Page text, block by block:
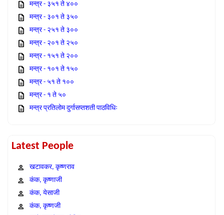
मन्त्र - ३५१ ते ४००
मन्त्र - ३०१ ते ३५०
मन्त्र - २५१ ते ३००
मन्त्र - २०१ ते २५०
मन्त्र - १५१ ते २००
मन्त्र - १०१ ते १५०
मन्त्र - ५१ ते १००
मन्त्र - १ ते ५०
मन्त्र प्रतिलोम दुर्गासप्तशती पाठविधिः
Latest People
खटावकर, कृष्णराव
कंक, कृष्णाजी
कंक, येसाजी
कंक, कृष्णजी